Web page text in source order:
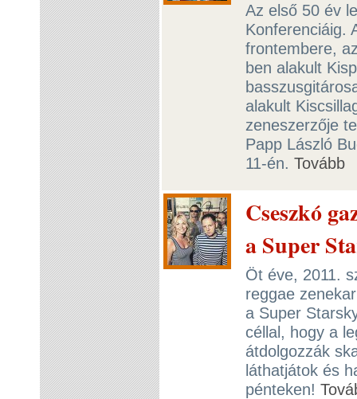
Az első 50 év
Konferenciáig.
frontembere,
ben alakult
alakult
zeneszerzője
Papp László
11-én. Tovább
Cseszkó
a Super
Öt éve, 2011.
reggae
a Super
céllal, hogy a
átdolgozzák
láthatjátok és
pénteken!